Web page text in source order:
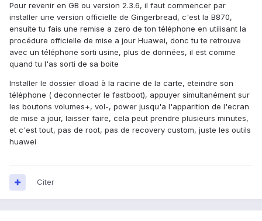
Pour revenir en GB ou version 2.3.6, il faut commencer par
installer une version officielle de Gingerbread, c'est la B870,
ensuite tu fais une remise a zero de ton téléphone en utilisant la
procédure officielle de mise a jour Huawei, donc tu te retrouve
avec un téléphone sorti usine, plus de données, il est comme
quand tu l'as sorti de sa boite
Installer le dossier dload à la racine de la carte, eteindre son
téléphone ( deconnecter le fastboot), appuyer simultanément sur
les boutons volumes+, vol-, power jusqu'a l'apparition de l'ecran
de mise a jour, laisser faire, cela peut prendre plusieurs minutes,
et c'est tout, pas de root, pas de recovery custom, juste les outils
huawei
Citer